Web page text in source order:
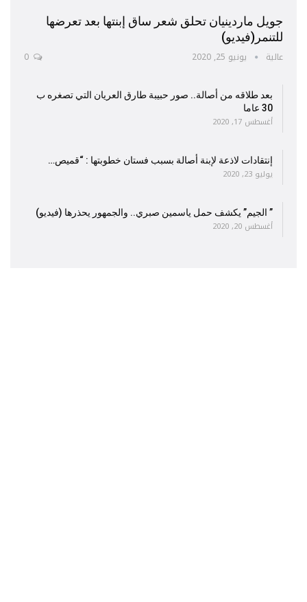
جويل ماردينيان تحلق شعر ساق إبنتها بعد تعرضها
للتنمر(فيديو)
عالية يونيو 25, 2020
بعد طلاقه من أصالة.. صور حبيبة طارق العريان التي تصغره ب
30 عاما
أغسطس 17, 2020
إنتقادات لاذعة لإبنة أصالة بسبب فستان خطوبتها : “قميص…
يوليو 23, 2020
” الجيم” يكشف حمل ياسمين صبري.. والجمهور يحذرها (فيديو)
أغسطس 20, 2020